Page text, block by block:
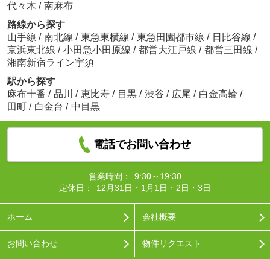
代々木 / 南麻布
路線から探す
山手線 / 南北線 / 東急東横線 / 東急田園都市線 / 日比谷線 /
京浜東北線 / 小田急小田原線 / 都営大江戸線 / 都営三田線 /
湘南新宿ライン宇須
駅から探す
麻布十番 / 品川 / 恵比寿 / 目黒 / 渋谷 / 広尾 / 白金高輪 /
田町 / 白金台 / 中目黒
電話でお問い合わせ
営業時間：
9:30～19:30
定休日：
12月31日・1月1日・2日・3日
ホーム 会社概要
お問い合わせ 物件リクエスト